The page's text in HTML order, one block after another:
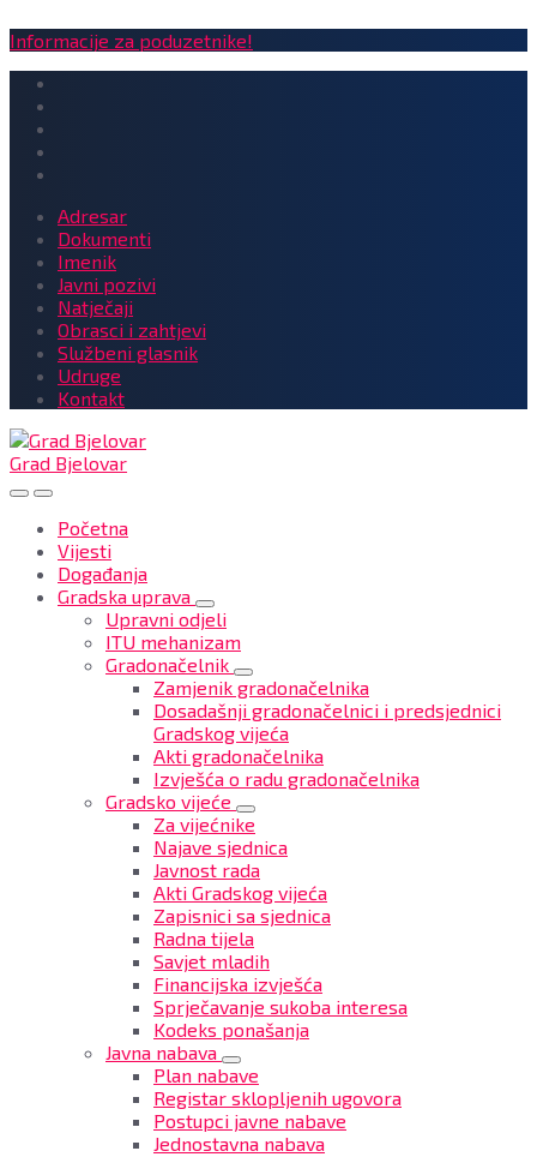
Informacije za poduzetnike!
Adresar
Dokumenti
Imenik
Javni pozivi
Natječaji
Obrasci i zahtjevi
Službeni glasnik
Udruge
Kontakt
Grad Bjelovar
Početna
Vijesti
Događanja
Gradska uprava
Upravni odjeli
ITU mehanizam
Gradonačelnik
Zamjenik gradonačelnika
Dosadašnji gradonačelnici i predsjednici
Gradskog vijeća
Akti gradonačelnika
Izvješća o radu gradonačelnika
Gradsko vijeće
Za vijećnike
Najave sjednica
Javnost rada
Akti Gradskog vijeća
Zapisnici sa sjednica
Radna tijela
Savjet mladih
Financijska izvješća
Sprječavanje sukoba interesa
Kodeks ponašanja
Javna nabava
Plan nabave
Registar sklopljenih ugovora
Postupci javne nabave
Jednostavna nabava